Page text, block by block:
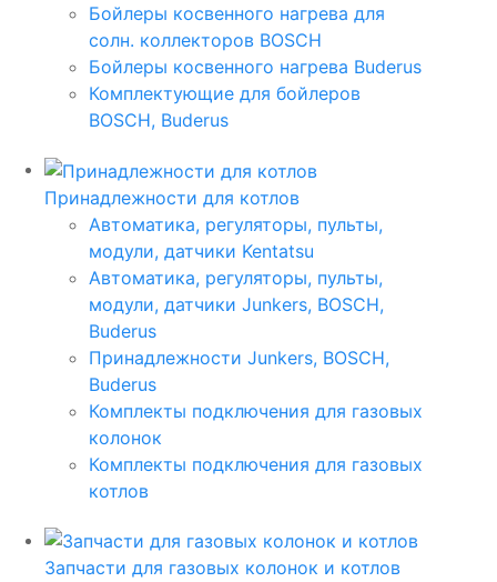
Бойлеры косвенного нагрева для
солн. коллекторов BOSCH
Бойлеры косвенного нагрева Buderus
Комплектующие для бойлеров
BOSCH, Buderus
Принадлежности для котлов
Автоматика, регуляторы, пульты,
модули, датчики Kentatsu
Автоматика, регуляторы, пульты,
модули, датчики Junkers, BOSCH,
Buderus
Принадлежности Junkers, BOSCH,
Buderus
Комплекты подключения для газовых
колонок
Комплекты подключения для газовых
котлов
Запчасти для газовых колонок и котлов